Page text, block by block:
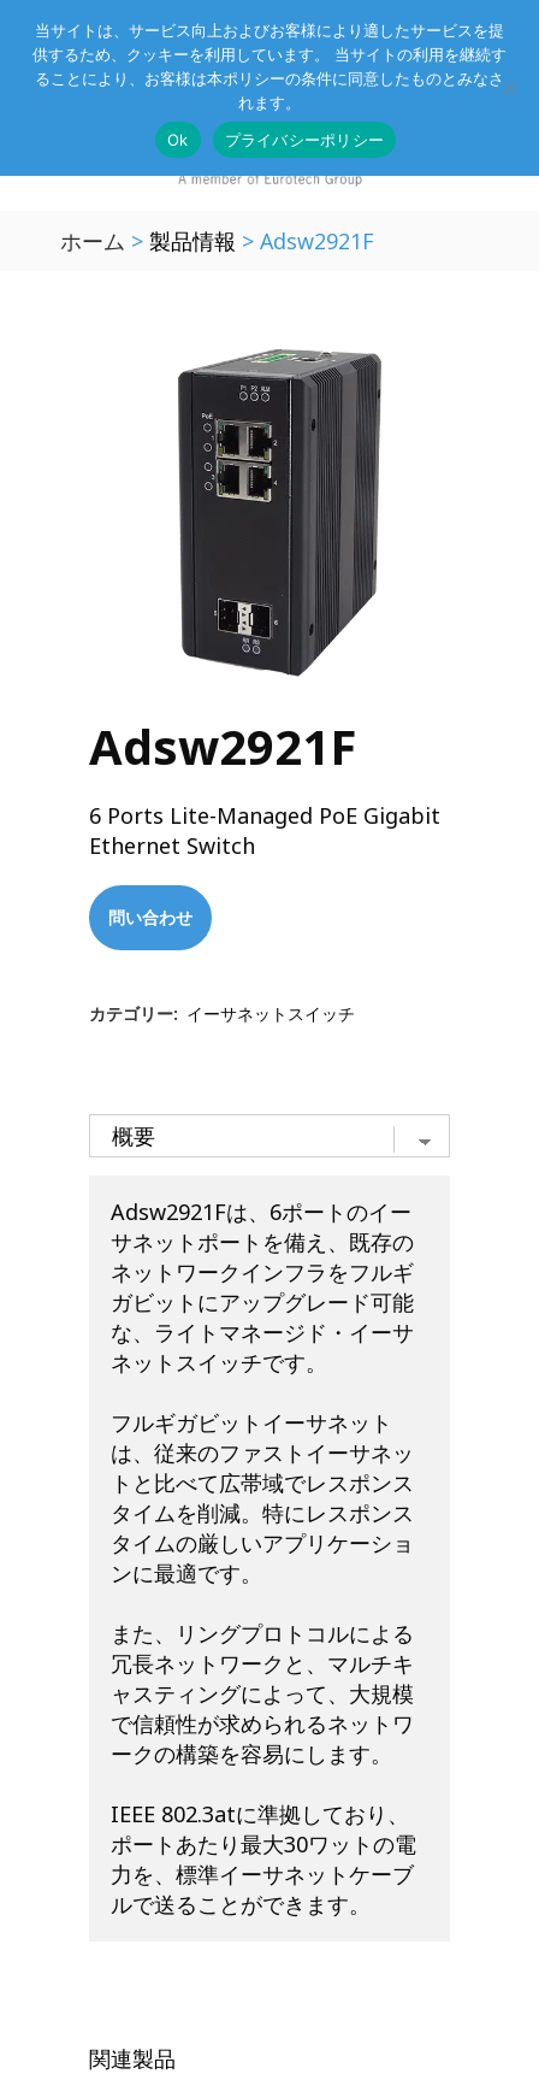
Eurotechグループ お客様サポート お問い合わせ
ホーム > 製品情報 > Adsw2921F
Adsw2921F
6 Ports Lite-Managed PoE Gigabit
Ethernet Switch
問い合わせ
カテゴリー: イーサネットスイッチ
Adsw2921Fは、6ポートのイー
サネットポートを備え、既存の
ネットワークインフラをフルギ
ガビットにアップグレード可能
な、ライトマネージド・イーサ
ネットスイッチです。
フルギガビットイーサネット
は、従来のファストイーサネッ
トと比べて広帯域でレスポンス
タイムを削減。特にレスポンス
タイムの厳しいアプリケーショ
ンに最適です。
また、リングプロトコルによる
冗長ネットワークと、マルチキ
ャスティングによって、大規模
で信頼性が求められるネットワ
ークの構築を容易にします。
IEEE 802.3atに準拠しており、
ポートあたり最大30ワットの電
力を、標準イーサネットケーブ
ルで送ることができます。
関連製品
当サイトは、サービス向上およびお客様により適したサービスを提
供するため、クッキーを利用しています。 当サイトの利用を継続す
ることにより、お客様は本ポリシーの条件に同意したものとみなさ
れます。
Ok
プライバシーポリシー